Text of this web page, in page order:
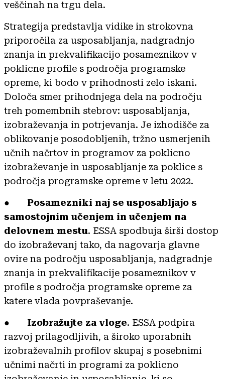
veščinah na trgu dela.
Strategija predstavlja vidike in strokovna
priporočila za usposabljanja, nadgradnjo
znanja in prekvalifikacijo posameznikov v
poklicne profile s področja programske
opreme, ki bodo v prihodnosti zelo iskani.
Določa smer prihodnjega dela na področju
treh pomembnih stebrov: usposabljanja,
izobraževanja in potrjevanja. Je izhodišče za
oblikovanje posodobljenih, tržno usmerjenih
učnih načrtov in programov za poklicno
izobraževanje in usposabljanje za poklice s
področja programske opreme v letu 2022.
● Posamezniki naj se usposabljajo s
samostojnim učenjem in učenjem na
delovnem mestu. ESSA spodbuja širši dostop
do izobraževanj tako, da nagovarja glavne
ovire na področju usposabljanja, nadgradnje
znanja in prekvalifikacije posameznikov v
profile s področja programske opreme za
katere vlada povpraševanje.
● Izobražujte za vloge. ESSA podpira
razvoj prilagodljivih, a široko uporabnih
izobraževalnih profilov skupaj s posebnimi
učnimi načrti in programi za poklicno